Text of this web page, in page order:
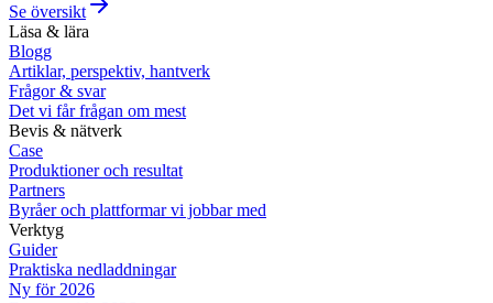
Se översikt
Läsa & lära
Blogg
Artiklar, perspektiv, hantverk
Frågor & svar
Det vi får frågan om mest
Bevis & nätverk
Case
Produktioner och resultat
Partners
Byråer och plattformar vi jobbar med
Verktyg
Guider
Praktiska nedladdningar
Ny för 2026